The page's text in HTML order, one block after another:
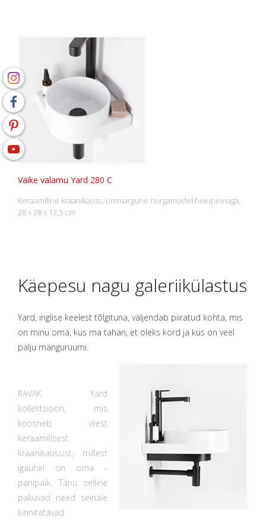
Väike valamu Yard 280 C
Keraamiline kraanikauss, ümmargune nurgamudel hoiupinnaga,
28 x 28 x 12,5 cm
Käepesu nagu galeriikülastus
Yard, inglise keelest tõlgituna, väljendab piiratud kohta, mis
on minu oma, kus ma tahan, et oleks kord ja kus on veel
palju mänguruumi.
RAVAK Yard
kollektsioon, mis
koosneb viiest
keraamilisest
kraanikaussist, millest
igaühel on oma -
panipaik. Tänu sellele
pakuvad need seinale
kinnitatavad